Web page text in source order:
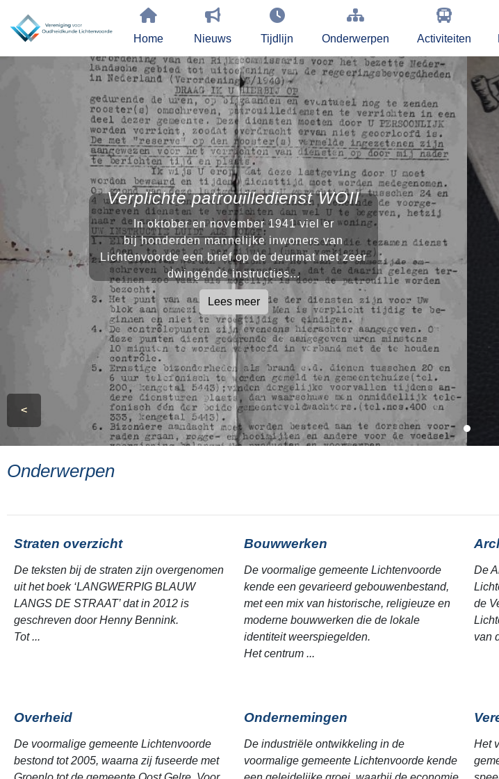
Home Nieuws Tijdlijn Onderwerpen Activiteiten
Verplichte patrouilledienst WOII
In oktober en november 1941 viel er
bij honderden mannelijke inwoners van
Lichtenvoorde een brief op de deurmat met zeer
dwingende instructies...
Lees meer
<
Onderwerpen
Straten overzicht
De teksten bij de straten zijn overgenomen
uit het boek ‘LANGWERPIG BLAUW
LANGS DE STRAAT’ dat in 2012 is
geschreven door Henny Bennink.
Tot ...
Bouwwerken
De voormalige gemeente Lichtenvoorde
kende een gevarieerd gebouwenbestand,
met een mix van historische, religieuze en
moderne bouwwerken die de lokale
identiteit weerspiegelden.
Het centrum ...
De
de
van
Overheid
De voormalige gemeente Lichtenvoorde
bestond tot 2005, waarna zij fuseerde met
Ondernemingen
De industriële ontwikkeling in de
voormalige gemeente Lichtenvoorde kende
Het